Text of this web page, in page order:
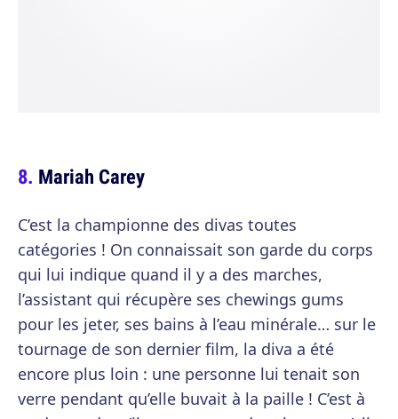
Mariah Carey
C’est la championne des divas toutes
catégories ! On connaissait son garde du corps
qui lui indique quand il y a des marches,
l’assistant qui récupère ses chewings gums
pour les jeter, ses bains à l’eau minérale… sur le
tournage de son dernier film, la diva a été
encore plus loin : une personne lui tenait son
verre pendant qu’elle buvait à la paille ! C’est à